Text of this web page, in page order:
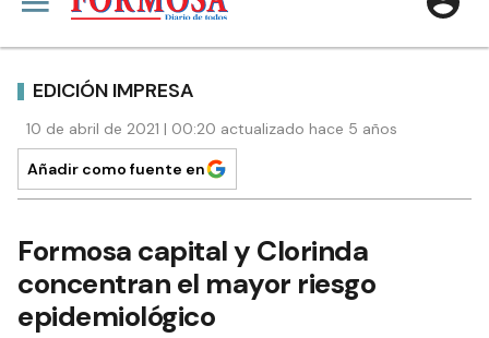
EDICIÓN IMPRESA
10 de abril de 2021 | 00:20 actualizado hace 5 años
Añadir como fuente en
Formosa capital y Clorinda
concentran el mayor riesgo
epidemiológico